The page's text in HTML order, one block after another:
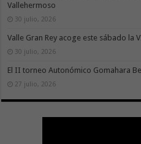
Vallehermoso
30 julio, 2026
Valle Gran Rey acoge este sábado la
30 julio, 2026
El II torneo Autonómico Gomahara
27 julio, 2026